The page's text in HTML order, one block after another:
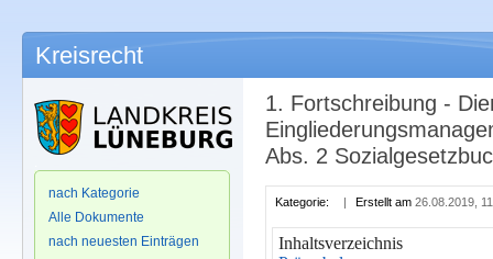
Kreisrecht
nach Kategorie
Alle Dokumente
nach neuesten Einträgen
1. Fortschreibung -
Abs. 2
Kategorie: | Erstellt am 26.08.2019,
Inhaltsverzeichnis